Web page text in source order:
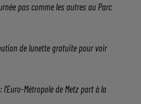
pas comme les autres au Parc
de lunette gratuite pour voir
l'Euro-Métropole de Metz part à la